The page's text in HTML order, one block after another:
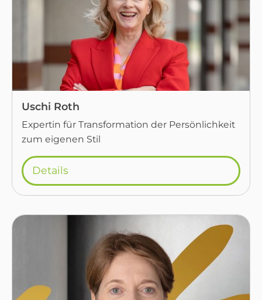
Uschi Roth
Expertin für Transformation der Persönlichkeit
zum eigenen Stil
Details